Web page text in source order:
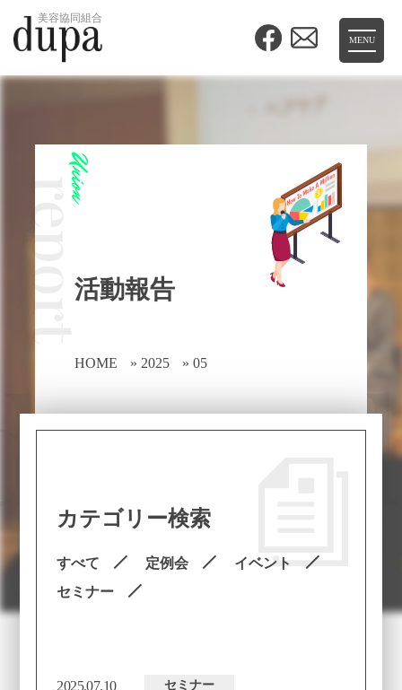
美容協同組合
MENU
Union
report活動報告
HOME » 2025 » 05
カテゴリー検索
すべて 定例会
イベント
セミナー
2025.07.10 セミナー